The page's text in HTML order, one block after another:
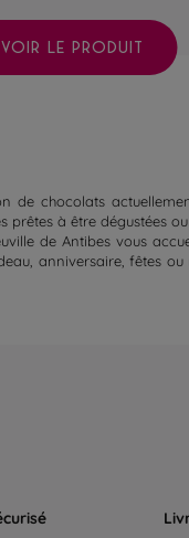
VOIR LE PRODUIT
de chocolats
prêtes à être dégustées
de Antibes vous
anniversaire, fêtes